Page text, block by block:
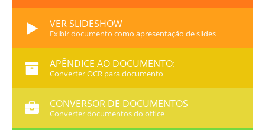
VER SLIDESHOW
Exibir documento como apresentação de slides
APÊNDICE AO DOCUMENTO:
Converter OCR para documento
CONVERSOR DE DOCUMENTOS
Converter documentos do office